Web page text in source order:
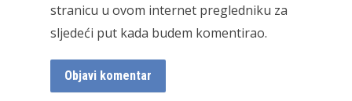
stranicu u ovom internet pregledniku za
sljedeći put kada budem komentirao.